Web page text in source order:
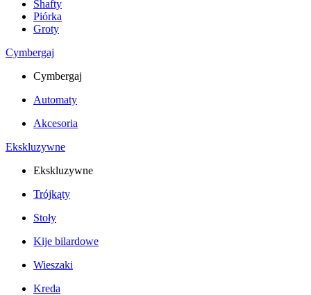
Shafty
Piórka
Groty
Cymbergaj
Cymbergaj
Automaty
Akcesoria
Ekskluzywne
Ekskluzywne
Trójkąty
Stoły
Kije bilardowe
Wieszaki
Kreda